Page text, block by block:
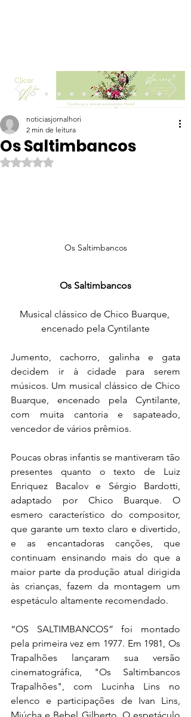
Clicar
Os Saltimbancos
noticiasjornalhori
2 min de leitura
Avaliado com NaN de 5 estrelas.
Os Saltimbancos
Os Saltimbancos
Musical clássico de Chico Buarque,
encenado pela Cyntilante
Jumento, cachorro, galinha e gata
decidem ir à cidade para serem
músicos. Um musical clássico de Chico
Buarque, encenado pela Cyntilante,
com muita cantoria e sapateado,
vencedor de vários prêmios.
Poucas obras infantis se mantiveram tão
presentes quanto o texto de Luiz
Enriquez Bacalov e Sérgio Bardotti,
adaptado por Chico Buarque. O
esmero característico do compositor,
que garante um texto claro e divertido,
e as encantadoras canções, que
continuam ensinando mais do que a
maior parte da produção atual dirigida
às crianças, fazem da montagem um
espetáculo altamente recomendado.
“OS SALTIMBANCOS” foi montado
pela primeira vez em 1977. Em 1981, Os
Trapalhões lançaram sua versão
cinematográfica, "Os Saltimbancos
Trapalhões", com Lucinha Lins no
elenco e participações de Ivan Lins,
Miúcha e Bebel Gilberto. O espetáculo